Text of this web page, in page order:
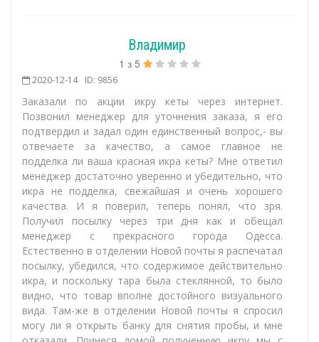
Владимир
1 з 5
2020-12-14 ID: 9856
Заказали по акции икру кеты через интернет.
Позвонил менеджер для уточнения заказа, я его
подтвердил и задал один единственный вопрос,- вы
отвечаете за качество, а самое главное не
подделка ли ваша красная икра кеты? Мне ответил
менеджер достаточно уверенно и убедительно, что
икра не подделка, свежайшая и очень хорошего
качества. И я поверил, теперь понял, что зря.
Получил посылку через три дня как и обещал
менеджер с прекрасного города Одесса.
Естественно в отделении Новой почты я распечатал
посылку, убедился, что содержимое действительно
икра, и поскольку тара была стеклянной, то было
видно, что товар вполне достойного визуального
вида. Там-же в отделении Новой почты я спросил
могу ли я открыть банку для снятия пробы, и мне